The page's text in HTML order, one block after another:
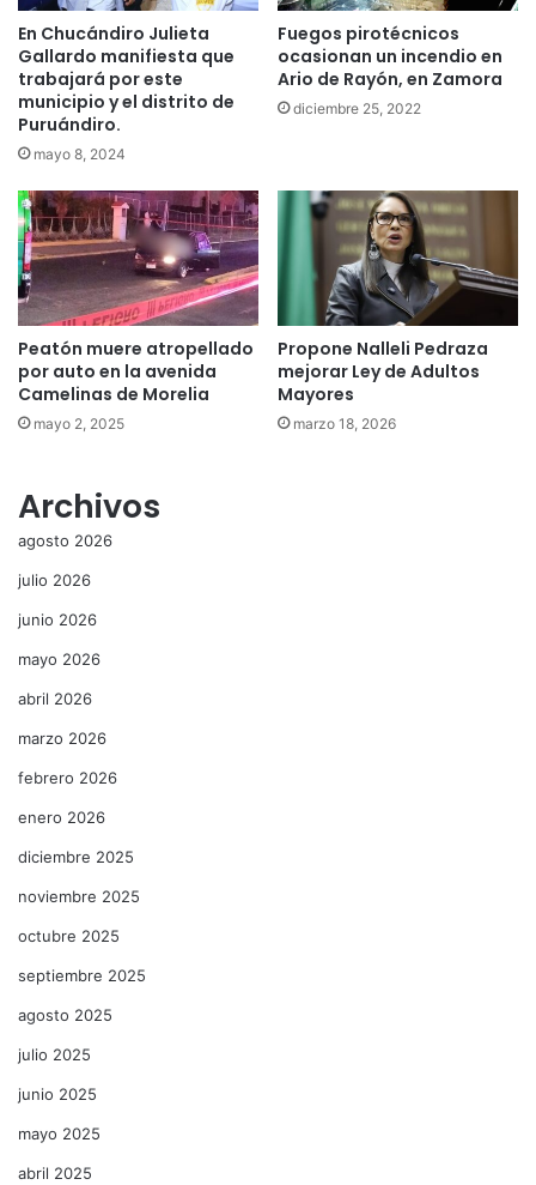
En Chucándiro Julieta
Gallardo manifiesta que
trabajará por este
municipio y el distrito de
Puruándiro.
mayo 8, 2024
Fuegos pirotécnicos
ocasionan un incendio en
Ario de Rayón, en Zamora
diciembre 25, 2022
Peatón muere atropellado
por auto en la avenida
Camelinas de Morelia
mayo 2, 2025
Propone Nalleli Pedraza
mejorar Ley de Adultos
Mayores
marzo 18, 2026
Archivos
agosto 2026
julio 2026
junio 2026
mayo 2026
abril 2026
marzo 2026
febrero 2026
enero 2026
diciembre 2025
noviembre 2025
octubre 2025
septiembre 2025
agosto 2025
julio 2025
junio 2025
mayo 2025
abril 2025